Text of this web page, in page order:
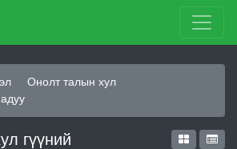
Онолт талын хул
гүүний